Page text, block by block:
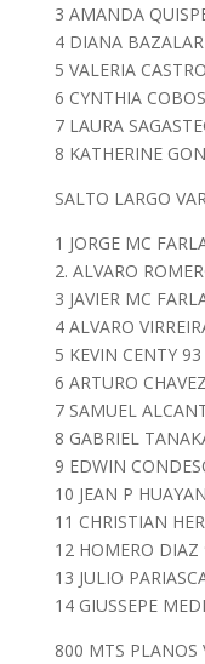
3 AMANDA
4 DIANA
5 VALERIA
6 CYNTHIA
7 LAURA
8 KATHERINE
SALTO LARGO
1 JORGE MC
2. ALVARO
3 JAVIER MC
4 ALVARO
5 KEVIN CENTY
6 ARTURO
7 SAMUEL
8 GABRIEL
9 EDWIN
10 JEAN P
11 CHRISTIAN
12 HOMERO DIAZ
13 JULIO
14 GIUSSEPE
800 MTS PLANOS